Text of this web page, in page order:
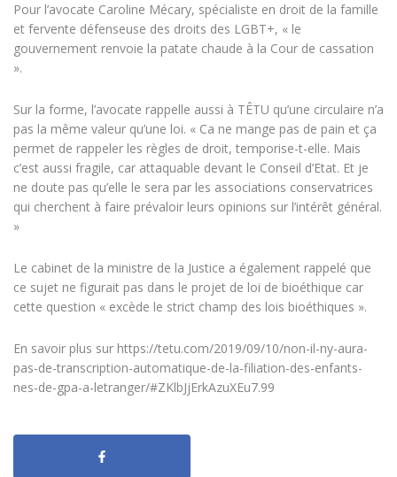
Pour l’avocate Caroline Mécary, spécialiste en droit de la famille
et fervente défenseuse des droits des LGBT+, « le
gouvernement renvoie la patate chaude à la Cour de cassation
».
Sur la forme, l’avocate rappelle aussi à TÊTU qu’une circulaire n’a
pas la même valeur qu’une loi. « Ca ne mange pas de pain et ça
permet de rappeler les règles de droit, temporise-t-elle. Mais
c’est aussi fragile, car attaquable devant le Conseil d’Etat. Et je
ne doute pas qu’elle le sera par les associations conservatrices
qui cherchent à faire prévaloir leurs opinions sur l’intérêt général.
»
Le cabinet de la ministre de la Justice a également rappelé que
ce sujet ne figurait pas dans le projet de loi de bioéthique car
cette question « excède le strict champ des lois bioéthiques ».
En savoir plus sur https://tetu.com/2019/09/10/non-il-ny-aura-
pas-de-transcription-automatique-de-la-filiation-des-enfants-
nes-de-gpa-a-letranger/#ZKlbJjErkAzuXEu7.99